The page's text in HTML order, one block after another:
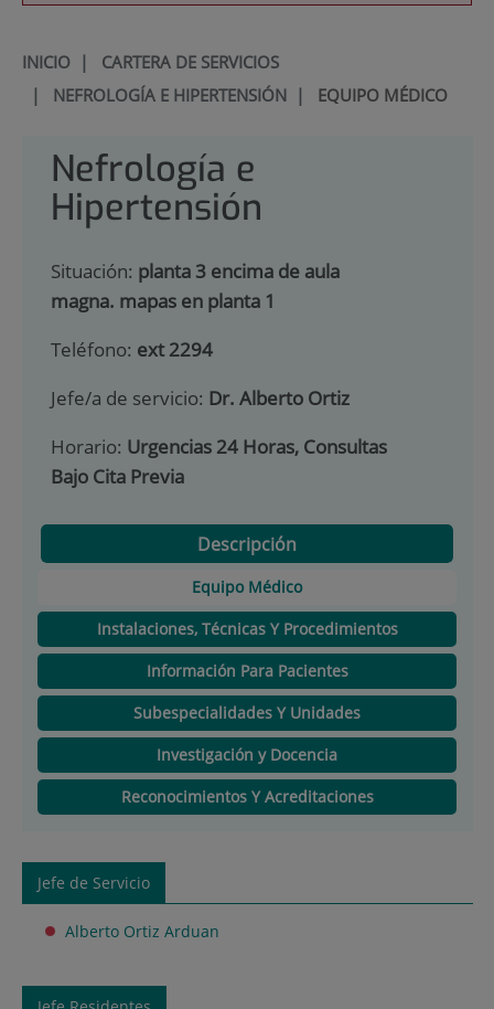
INICIO| CARTERA DE SERVICIOS
| NEFROLOGÍA E HIPERTENSIÓN| EQUIPO MÉDICO
Nefrología e
Hipertensión
Situación: planta 3 encima de aula
magna. mapas en planta 1
Teléfono: ext 2294
Jefe/a de servicio: Dr. Alberto Ortiz
Horario: Urgencias 24 Horas, Consultas
Bajo Cita Previa
Descripción
Equipo Médico
Instalaciones, Técnicas Y Procedimientos
Información Para Pacientes
Subespecialidades Y Unidades
Investigación y Docencia
Reconocimientos Y Acreditaciones
Jefe de Servicio
Alberto Ortiz Arduan